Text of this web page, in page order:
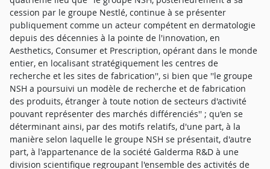
cession par le groupe Nestlé, continue à se présenter
publiquement comme un acteur compétent en dermatologie
depuis des décennies à la pointe de l'innovation, en
Aesthetics, Consumer et Prescription, opérant dans le monde
entier, en localisant stratégiquement les centres de
recherche et les sites de fabrication'', si bien que ''le groupe
NSH a poursuivi un modèle de recherche et de fabrication
des produits, étranger à toute notion de secteurs d'activité
pouvant représenter des marchés différenciés'' ; qu'en se
déterminant ainsi, par des motifs relatifs, d'une part, à la
manière selon laquelle le groupe NSH se présentait, d'autre
part, à l'appartenance de la société Galderma R&D à une
division scientifique regroupant l'ensemble des activités de